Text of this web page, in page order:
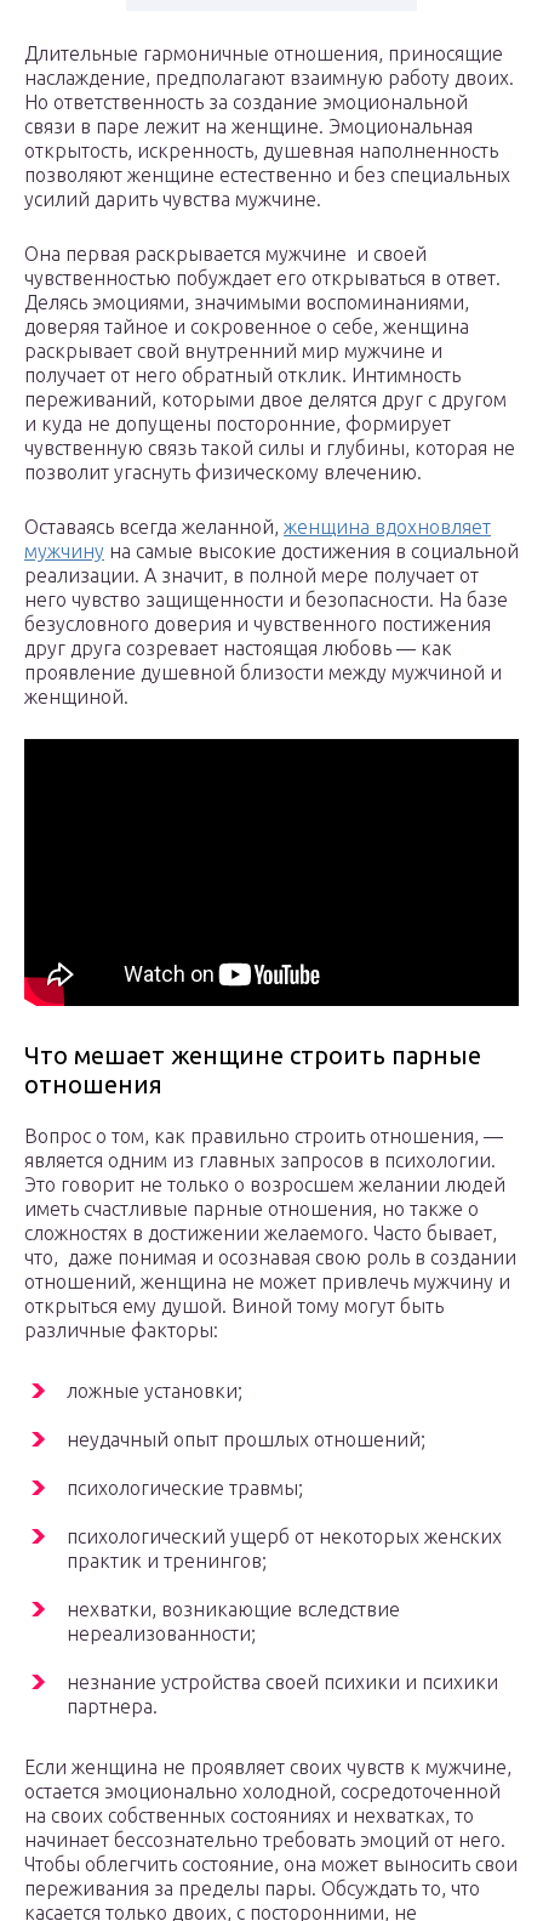
Длительные гармоничные отношения, приносящие
наслаждение, предполагают взаимную работу двоих.
Но ответственность за создание эмоциональной
связи в паре лежит на женщине. Эмоциональная
открытость, искренность, душевная наполненность
позволяют женщине естественно и без специальных
усилий дарить чувства мужчине.
Она первая раскрывается мужчине и своей
чувственностью побуждает его открываться в ответ.
Делясь эмоциями, значимыми воспоминаниями,
доверяя тайное и сокровенное о себе, женщина
раскрывает свой внутренний мир мужчине и
получает от него обратный отклик. Интимность
переживаний, которыми двое делятся друг с другом
и куда не допущены посторонние, формирует
чувственную связь такой силы и глубины, которая не
позволит угаснуть физическому влечению.
Оставаясь всегда желанной, женщина вдохновляет
мужчину на самые высокие достижения в социальной
реализации. А значит, в полной мере получает от
него чувство защищенности и безопасности. На базе
безусловного доверия и чувственного постижения
друг друга созревает настоящая любовь — как
проявление душевной близости между мужчиной и
женщиной.
Что мешает женщине строить парные
отношения
Вопрос о том, как правильно строить отношения, —
является одним из главных запросов в психологии.
Это говорит не только о возросшем желании людей
иметь счастливые парные отношения, но также о
сложностях в достижении желаемого. Часто бывает,
что, даже понимая и осознавая свою роль в создании
отношений, женщина не может привлечь мужчину и
открыться ему душой. Виной тому могут быть
различные факторы:
ложные установки;
неудачный опыт прошлых отношений;
психологические травмы;
психологический ущерб от некоторых женских
практик и тренингов;
нехватки, возникающие вследствие
нереализованности;
незнание устройства своей психики и психики
партнера.
Если женщина не проявляет своих чувств к мужчине,
остается эмоционально холодной, сосредоточенной
на своих собственных состояниях и нехватках, то
начинает бессознательно требовать эмоций от него.
Чтобы облегчить состояние, она может выносить свои
переживания за пределы пары. Обсуждать то, что
касается только двоих, с посторонними, не